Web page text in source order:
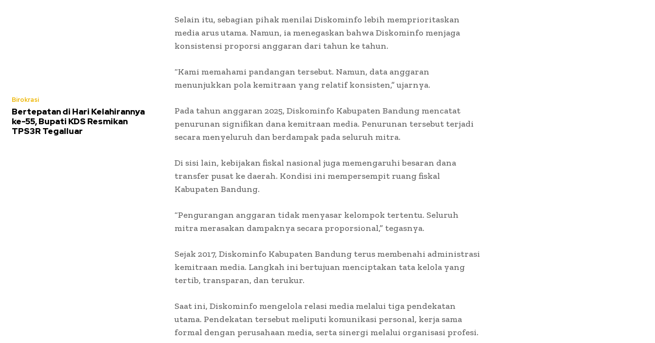
Birokrasi
Bertepatan di Hari Kelahirannya
ke-55, Bupati KDS Resmikan
TPS3R Tegalluar
Selain itu, sebagian pihak menilai Diskominfo lebih memprioritaskan
media arus utama. Namun, ia menegaskan bahwa Diskominfo menjaga
konsistensi proporsi anggaran dari tahun ke tahun.
“Kami memahami pandangan tersebut. Namun, data anggaran
menunjukkan pola kemitraan yang relatif konsisten,” ujarnya.
Pada tahun anggaran 2025, Diskominfo Kabupaten Bandung mencatat
penurunan signifikan dana kemitraan media. Penurunan tersebut terjadi
secara menyeluruh dan berdampak pada seluruh mitra.
Di sisi lain, kebijakan fiskal nasional juga memengaruhi besaran dana
transfer pusat ke daerah. Kondisi ini mempersempit ruang fiskal
Kabupaten Bandung.
“Pengurangan anggaran tidak menyasar kelompok tertentu. Seluruh
mitra merasakan dampaknya secara proporsional,” tegasnya.
Sejak 2017, Diskominfo Kabupaten Bandung terus membenahi administrasi
kemitraan media. Langkah ini bertujuan menciptakan tata kelola yang
tertib, transparan, dan terukur.
Saat ini, Diskominfo mengelola relasi media melalui tiga pendekatan
utama. Pendekatan tersebut meliputi komunikasi personal, kerja sama
formal dengan perusahaan media, serta sinergi melalui organisasi profesi.